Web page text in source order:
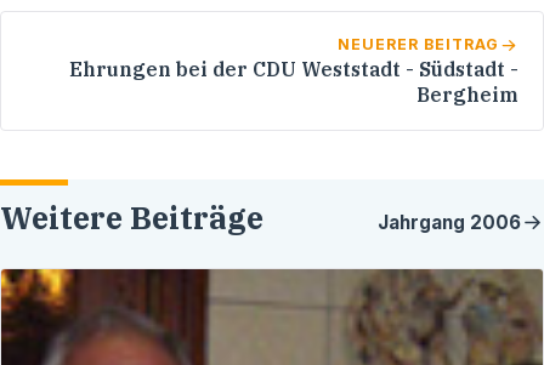
NEUERER BEITRAG
Ehrungen bei der CDU Weststadt - Südstadt -
Bergheim
Weitere Beiträge Jahrgang 2006